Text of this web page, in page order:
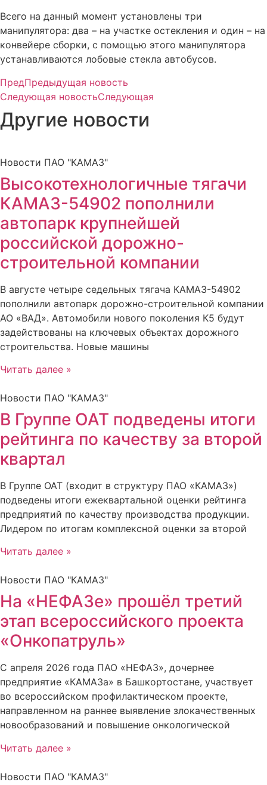
Всего на данный момент установлены три
манипулятора: два – на участке остекления и один – на
конвейере сборки, с помощью этого манипулятора
устанавливаются лобовые стекла автобусов.
ПредПредыдущая новость
Следующая новостьСледующая
Другие новости
Новости ПАО "КАМАЗ"
Высокотехнологичные тягачи
КАМАЗ-54902 пополнили
автопарк крупнейшей
российской дорожно-
строительной компании
В августе четыре седельных тягача КАМАЗ-54902
пополнили автопарк дорожно-строительной компании
АО «ВАД». Автомобили нового поколения К5 будут
задействованы на ключевых объектах дорожного
строительства. Новые машины
Читать далее »
Новости ПАО "КАМАЗ"
В Группе ОАТ подведены итоги
рейтинга по качеству за второй
квартал
В Группе ОАТ (входит в структуру ПАО «КАМАЗ»)
подведены итоги ежеквартальной оценки рейтинга
предприятий по качеству производства продукции.
Лидером по итогам комплексной оценки за второй
Читать далее »
Новости ПАО "КАМАЗ"
На «НЕФАЗе» прошёл третий
этап всероссийского проекта
«Онкопатруль»
С апреля 2026 года ПАО «НЕФАЗ», дочернее
предприятие «КАМАЗа» в Башкортостане, участвует
во всероссийском профилактическом проекте,
направленном на раннее выявление злокачественных
новообразований и повышение онкологической
Читать далее »
Новости ПАО "КАМАЗ"